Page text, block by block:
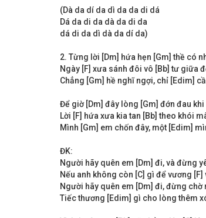
(Dà da dí da dì da da di dá
Dá da di da dà da di da
dá di da dì dà da dí da)
2. Từng lời [Dm] hứa hẹn [Gm] thề có
Ngày [F] xưa sánh đôi vô [Bb] tư giữa
Chẳng [Gm] hề nghĩ ngợi, chỉ [Edim]
Để giờ [Dm] đây lòng [Gm] đớn đau khi
Lời [F] hứa xưa kia tan [Bb] theo khói
Mình [Gm] em chốn đây, một [Edim]
ĐK:
Người hãy quên em [Dm] đi, và đừng
Nếu anh không còn [C] gì để vương [F]
Người hãy quên em [Dm] đi, đừng chờ
Tiếc thương [Edim] gì cho lòng thêm